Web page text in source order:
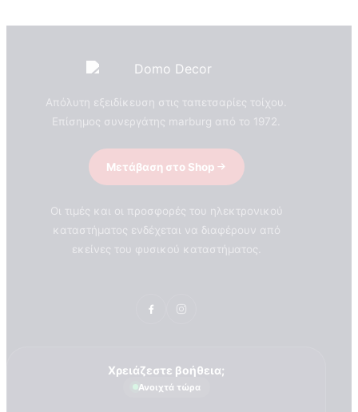
Απόλυτη εξειδίκευση στις ταπετσαρίες τοίχου.
Επίσημος συνεργάτης marburg από το 1972.
Μετάβαση στο Shop
Οι τιμές και οι προσφορές του ηλεκτρονικού
καταστήματος ενδέχεται να διαφέρουν από
εκείνες του φυσικού καταστήματος.
Χρειάζεστε βοήθεια;
Ανοιχτά τώρα